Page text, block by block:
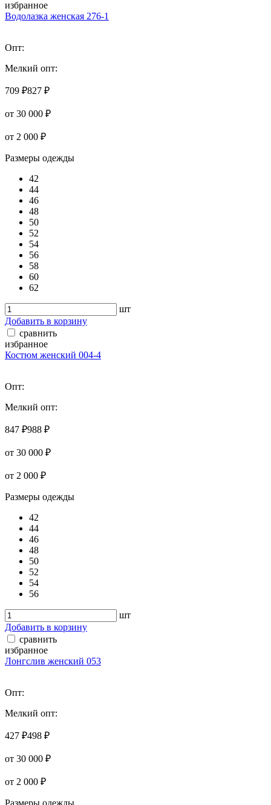
избранное
Водолазка женская 276-1
Опт:
Мелкий опт:
709 ₽827 ₽
от 30 000 ₽
от 2 000 ₽
Размеры одежды
42
44
46
48
50
52
54
56
58
60
62
шт
Добавить в корзину
сравнить
избранное
Костюм женский 004-4
Опт:
Мелкий опт:
847 ₽988 ₽
от 30 000 ₽
от 2 000 ₽
Размеры одежды
42
44
46
48
50
52
54
56
шт
Добавить в корзину
сравнить
избранное
Лонгслив женский 053
Опт:
Мелкий опт:
427 ₽498 ₽
от 30 000 ₽
от 2 000 ₽